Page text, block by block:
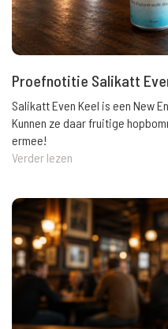
Proefnotitie Salikatt
Salikatt Even Keel is een New
Kunnen ze daar fruitige
ermee!
Verder lezen